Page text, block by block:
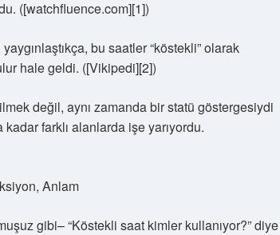
([watchfluence.com][1])
bu saatler “köstekli” olarak
hale geldi. ([Vikipedi][2])
değil, aynı zamanda bir statü göstergesiydi
farklı alanlarda işe yarıyordu.
Anlam
gibi– “Köstekli saat kimler kullanıyor?” diye